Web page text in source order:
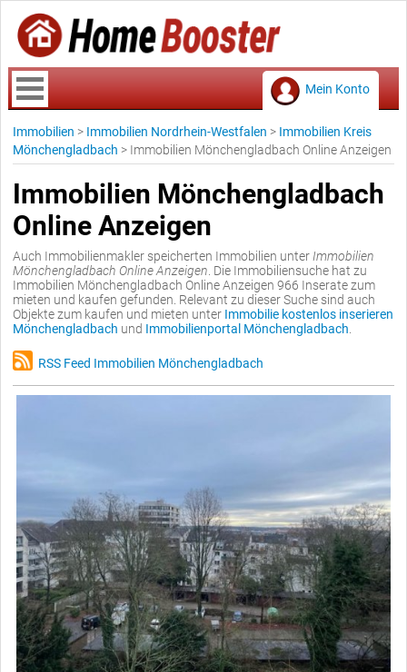
Mein Konto
Immobilien > Immobilien Nordrhein-Westfalen > Immobilien Kreis
Mönchengladbach > Immobilien Mönchengladbach Online Anzeigen
Immobilien Mönchengladbach
Online Anzeigen
Auch Immobilienmakler speicherten Immobilien unter Immobilien
Mönchengladbach Online Anzeigen . Die Immobiliensuche hat zu
Immobilien Mönchengladbach Online Anzeigen 966 Inserate zum
mieten und kaufen gefunden. Relevant zu dieser Suche sind auch
Objekte zum kaufen und mieten unter Immobilie kostenlos inserieren
Mönchengladbach und Immobilienportal Mönchengladbach
RSS Feed Immobilien Mönchengladbach